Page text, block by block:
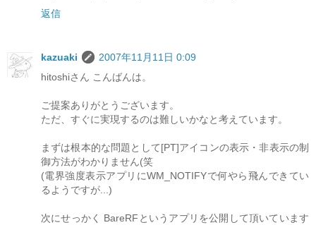
返信
kazuaki
2007年11月11日 0:09
hitoshiさん こんばんは。
ご提案ありがとうございます。
ただ、すぐに実現するのは難しいかなと考えています。
まずは根本的な問題として[PT]アイコンの表示・非表示の制
御方法がわかりません(笑
(電界強度表示アプリにWM_NOTIFYで何やら飛んできてい
るようですが...)
次にせっかく BareRFというアプリを公開して頂いています